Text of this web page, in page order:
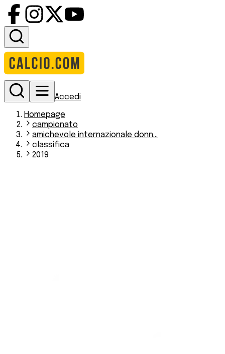
Accedi
Homepage
campionato
amichevole internazionale donn...
classifica
2019